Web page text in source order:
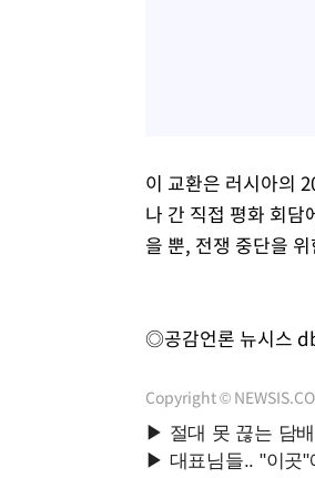
이 교환은 러시아의
나 간 직접 평화 회담
을 뿐, 전쟁 중단을
◎공감언론 뉴시스
Copyright ©